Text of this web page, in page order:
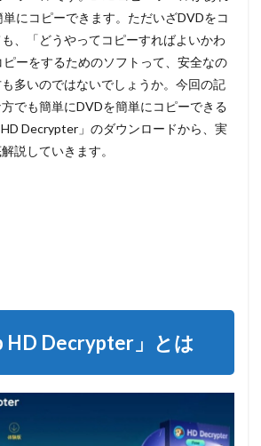
にコピーできます。ただいざDVDをコ
、「どうやってコピーすればよいかわ
ーをするためのソフトって、安全なの
多いのではないでしょうか。今回の記
でも簡単にDVDを簡単にコピーできる
Decrypter」のダウンロードから、実
説していきます。
HD Decrypter」とは